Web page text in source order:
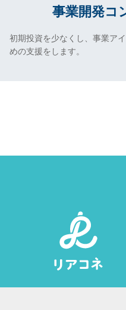
事業開発コ
初期投資を少なくし、事業ア
めの支援をします。